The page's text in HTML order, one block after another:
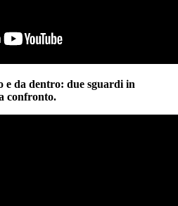
e da dentro: due sguardi in
confronto.